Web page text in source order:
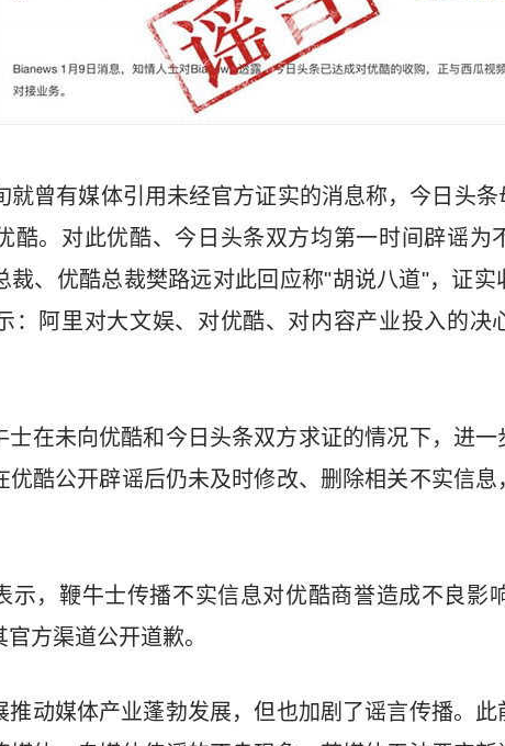
就曾有媒体引用未经官方证实的消息称，今日头
酷。对此优酷、今日头条双方均第一时间辟谣为
裁、优酷总裁樊路远对此回应称"胡说八道"，证
：阿里对大文娱、对优酷、对内容产业投入的决
士在未向优酷和今日头条双方求证的情况下，进
优酷公开辟谣后仍未及时修改、删除相关不实信
示，鞭牛士传播不实信息对优酷商誉造成不良影
方渠道公开道歉。
推动媒体产业蓬勃发展，但也加剧了谣言传播。